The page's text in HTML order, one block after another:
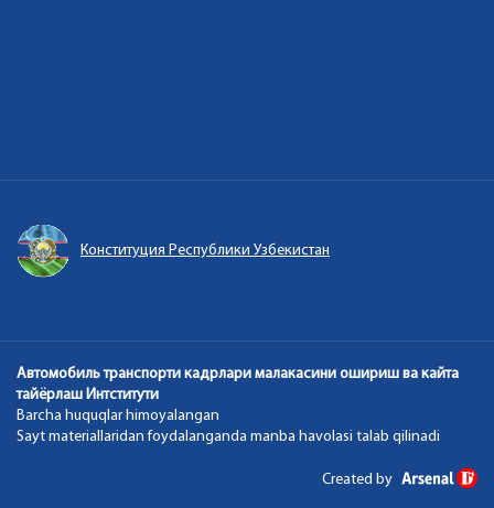
Конституция Республики Узбекистан
Автомобиль транспорти кадрлари малакасини ошириш ва кайта
тайёрлаш Интститути
Barcha huquqlar himoyalangan
Sayt materiallaridan foydalanganda manba havolasi talab qilinadi
Created by